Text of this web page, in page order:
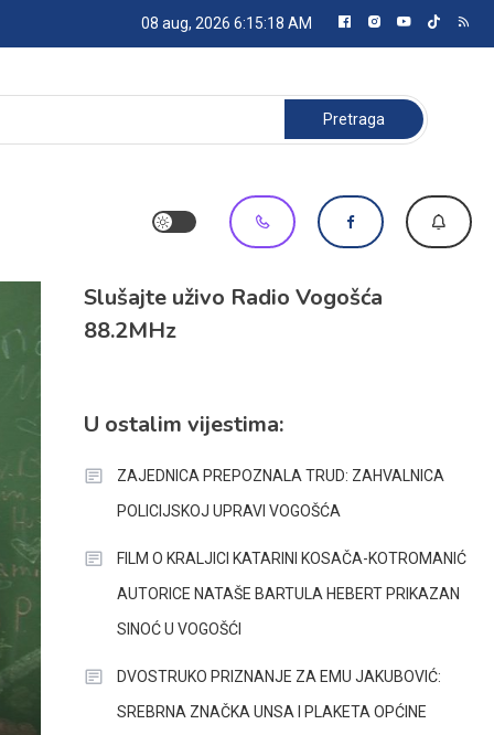
08 aug, 2026 6:15:19 AM
Pretraga:
Slušajte uživo Radio Vogošća
88.2MHz
U ostalim vijestima:
ZAJEDNICA PREPOZNALA TRUD: ZAHVALNICA
POLICIJSKOJ UPRAVI VOGOŠĆA
FILM O KRALJICI KATARINI KOSAČA-KOTROMANIĆ
AUTORICE NATAŠE BARTULA HEBERT PRIKAZAN
SINOĆ U VOGOŠĆI
DVOSTRUKO PRIZNANJE ZA EMU JAKUBOVIĆ:
SREBRNA ZNAČKA UNSA I PLAKETA OPĆINE